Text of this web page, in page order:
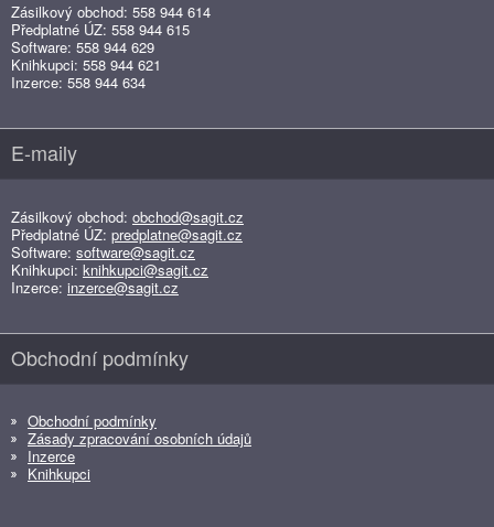
Zásilkový obchod: 558 944 614
Předplatné ÚZ: 558 944 615
Software: 558 944 629
Knihkupci: 558 944 621
Inzerce: 558 944 634
E-maily
Zásilkový obchod: obchod@sagit.cz
Předplatné ÚZ: predplatne@sagit.cz
Software: software@sagit.cz
Knihkupci: knihkupci@sagit.cz
Inzerce: inzerce@sagit.cz
Obchodní podmínky
Obchodní podmínky
Zásady zpracování osobních údajů
Inzerce
Knihkupci